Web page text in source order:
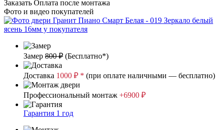
Заказать Оплата после монтажа
Фото и видео покупателей
Замер 800 ₽ (Бесплатно*)
Доставка 1000 ₽ * (при оплате наличными — бесплатно)
Профессиональный монтаж +6900 ₽
Гарантия 1 год